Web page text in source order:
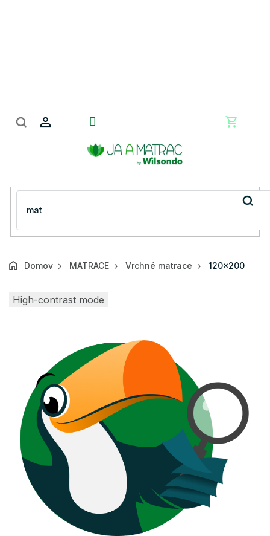
Domov MATRACE Vrchné matrace 120x200
High-contrast mode